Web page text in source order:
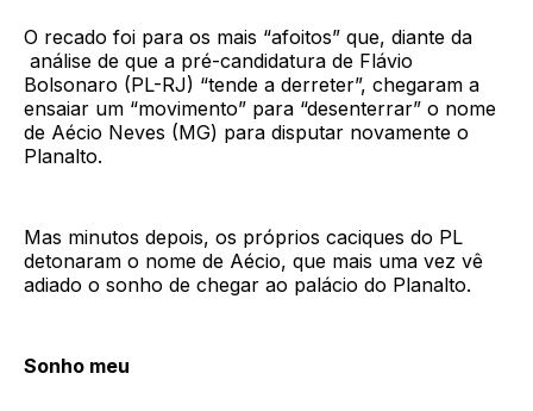
O recado foi para os mais “afoitos” que, diante da
análise de que a pré-candidatura de Flávio
Bolsonaro (PL-RJ) “tende a derreter”, chegaram a
ensaiar um “movimento” para “desenterrar” o nome
de Aécio Neves (MG) para disputar novamente o
Planalto.
Mas minutos depois, os próprios caciques do PL
detonaram o nome de Aécio, que mais uma vez vê
adiado o sonho de chegar ao palácio do Planalto.
Sonho meu